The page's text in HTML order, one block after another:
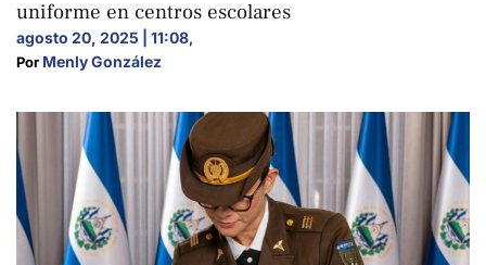
uniforme en centros escolares
agosto 20, 2025 | 11:08,
Por Menly González